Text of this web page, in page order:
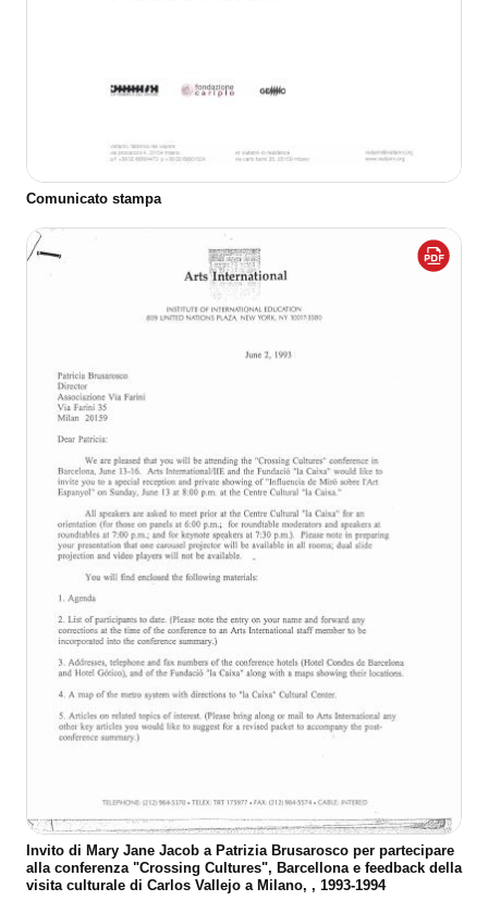
Comunicato stampa
Invito di Mary Jane Jacob a Patrizia Brusarosco per partecipare
alla conferenza "Crossing Cultures", Barcellona e feedback della
visita culturale di Carlos Vallejo a Milano, , 1993-1994